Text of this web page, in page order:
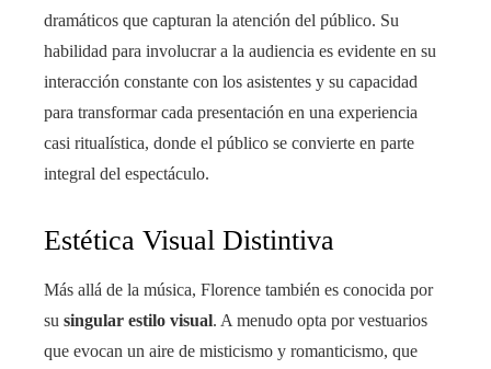
dramáticos que capturan la atención del público. Su
habilidad para involucrar a la audiencia es evidente en su
interacción constante con los asistentes y su capacidad
para transformar cada presentación en una experiencia
casi ritualística, donde el público se convierte en parte
integral del espectáculo.
Estética Visual Distintiva
Más allá de la música, Florence también es conocida por
su singular estilo visual. A menudo opta por vestuarios
que evocan un aire de misticismo y romanticismo, que